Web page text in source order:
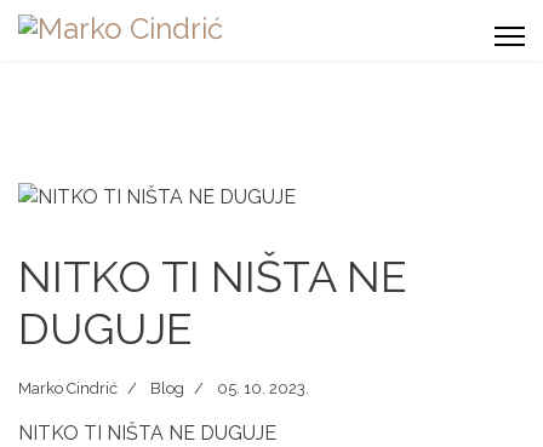
NITKO TI NIŠTA NE
DUGUJE
Marko Cindrić Blog 05. 10. 2023.
NITKO TI NIŠTA NE DUGUJE